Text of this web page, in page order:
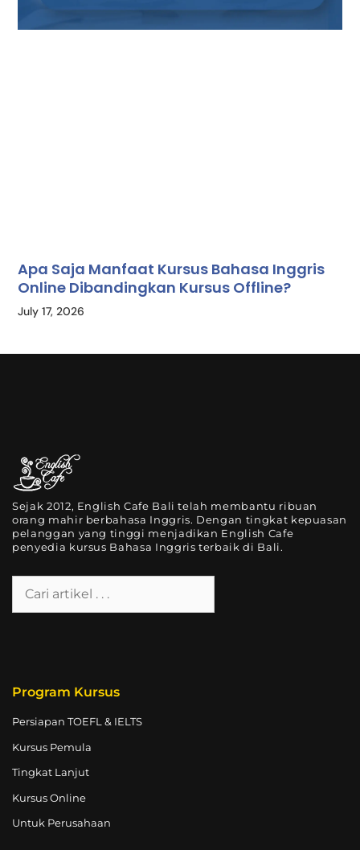
Apa Saja Manfaat Kursus Bahasa Inggris
Online Dibandingkan Kursus Offline?
July 17, 2026
Sejak 2012, English Cafe Bali telah membantu ribuan
orang mahir berbahasa Inggris. Dengan tingkat kepuasan
pelanggan yang tinggi menjadikan English Cafe
penyedia kursus Bahasa Inggris terbaik di Bali.
Program Kursus
Persiapan TOEFL & IELTS
Kursus Pemula
Tingkat Lanjut
Kursus Online
Untuk Perusahaan